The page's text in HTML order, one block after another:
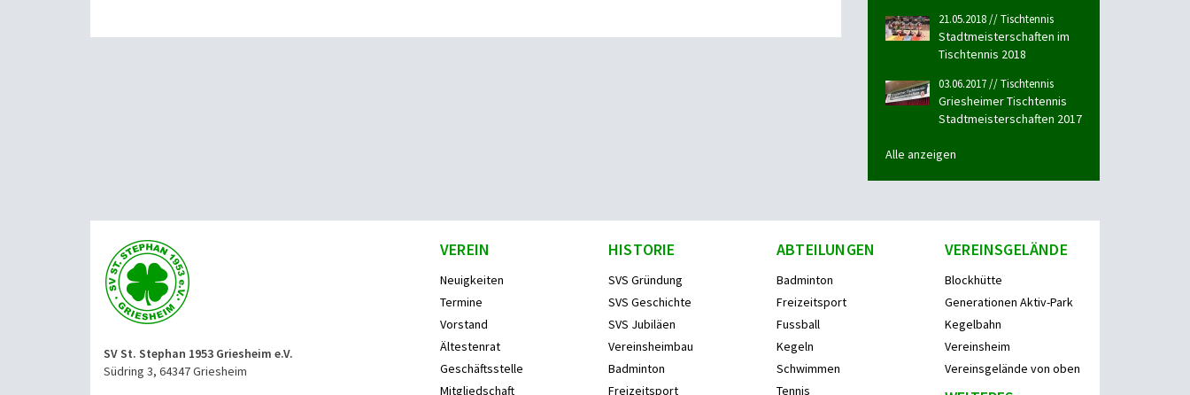
21.05.2018 // Tischtennis
Stadtmeisterschaften im
Tischtennis 2018
03.06.2017 // Tischtennis
Griesheimer Tischtennis
Stadtmeisterschaften 2017
Alle anzeigen
SV St. Stephan 1953 Griesheim e.V.
Südring 3, 64347 Griesheim
VEREIN
Neuigkeiten
Termine
Vorstand
Ältestenrat
Geschäftsstelle
Mitgliedschaft
HISTORIE
SVS Gründung
SVS Geschichte
SVS Jubiläen
Vereinsheimbau
Badminton
Freizeitsport
ABTEILUNGEN
Badminton
Freizeitsport
Fussball
Kegeln
Schwimmen
Tennis
VEREINSGELÄNDE
Blockhütte
Generationen Aktiv-Park
Kegelbahn
Vereinsheim
Vereinsgelände von oben